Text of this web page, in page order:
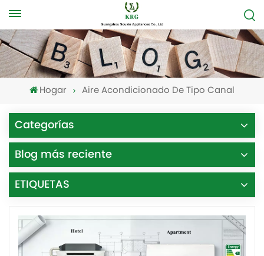
Hogar Aire Acondicionado De Tipo Canal
Categorías
Blog más reciente
ETIQUETAS